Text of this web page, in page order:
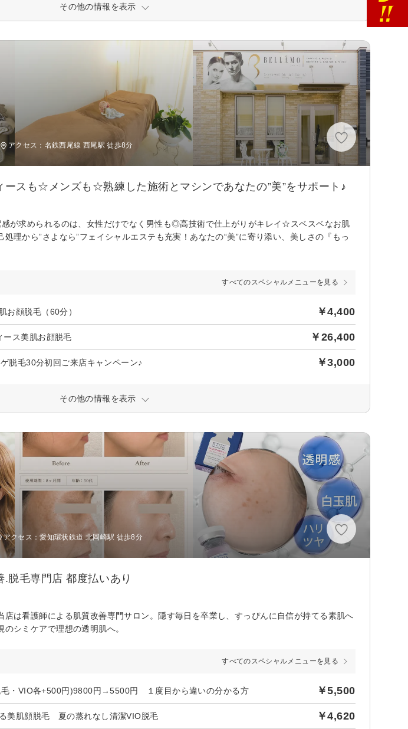
その他の情報を表示
アクセス：名鉄西尾線 西尾駅 徒歩8分
スも☆メンズも☆熟練した施術とマシンであなたの”美”をサポート♪
が求められるのは、女性だけでなく男性も◎高技術で仕上がりがキレイ☆スベスベなお肌
理から”さよなら”フェイシャルエステも充実！あなたの“美”に寄り添い、美しさの『もっ
すべてのスペシャルメニューを見る
お顔脱毛（60分） ￥4,400
ース美肌お顔脱毛 ￥26,400
脱毛30分初回ご来店キャンペーン♪ ￥3,000
その他の情報を表示
アクセス：愛知環状鉄道 北岡崎駅 徒歩8分
脱毛専門店 都度払いあり
店は看護師による肌質改善専門サロン。隠す毎日を卒業し、すっぴんに自信が持てる素肌へ
シミケアで理想の透明肌へ。
すべてのスペシャルメニューを見る
毛・VIO各+500円)9800円→5500円 １度目から違いの分かる方 ￥5,500
美肌顔脱毛 夏の蒸れなし清潔VIO脱毛 ￥4,620